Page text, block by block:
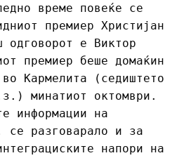
време повеќе се
премиер Христијан
одговорот е Виктор
премиер беше домаќин
Кармелита (седиштето
минатиот октомври.
информации на
се разговарало и за
напори на